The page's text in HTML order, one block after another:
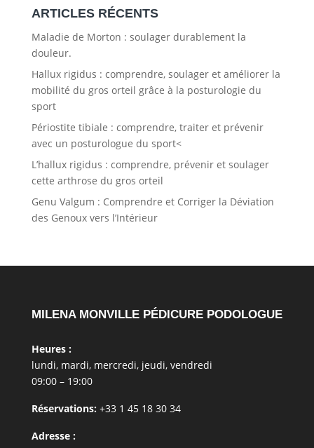
ARTICLES RÉCENTS
Maladie de Morton : soulager durablement la
douleur.
Hallux rigidus : comprendre, soulager et améliorer la
mobilité du gros orteil grâce à la posturologie du
sport
Périostite tibiale : comprendre, traiter et prévenir
avec un posturologue du sport<
L’hallux rigidus : comprendre, prévenir et soulager
cette arthrose du gros orteil
Genu Valgum : Comprendre et Corriger la Déviation
des Genoux vers l’Intérieur
MILENA MONVILLE PÉDICURE PODOLOGUE
Heures :
lundi, mardi, mercredi, jeudi, vendredi
09:00 – 19:00
Réservations: +33 1 45 18 30 34
Adresse :